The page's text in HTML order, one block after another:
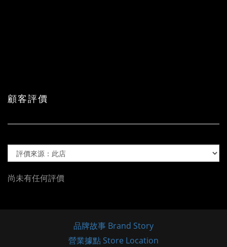
顧客評價
尚未有任何評價
品牌故事 Brand Story
營業據點 Store Location